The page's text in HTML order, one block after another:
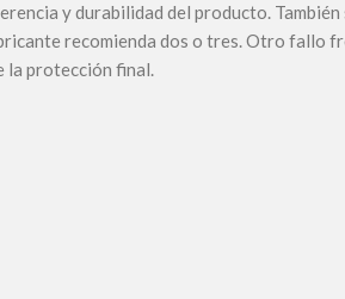
y durabilidad del producto. También
recomienda dos o tres. Otro fallo
la protección final.